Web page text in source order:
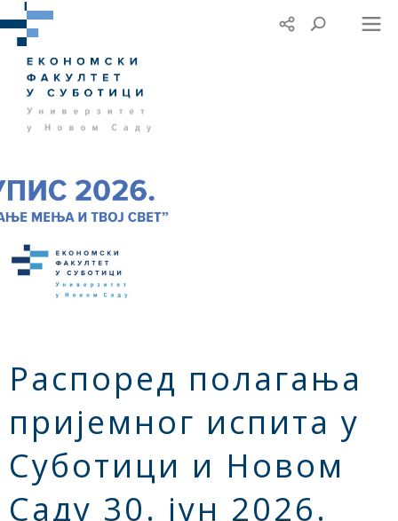
Распоред полагања
пријемног испита у
Суботици и Новом
Саду 30. јун 2026.